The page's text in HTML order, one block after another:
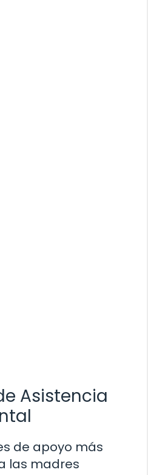
Asistencia
de apoyo más
las madres